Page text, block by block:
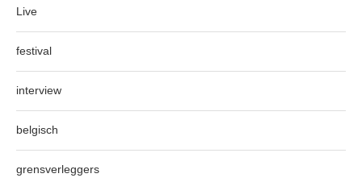
Live
festival
interview
belgisch
grensverleggers